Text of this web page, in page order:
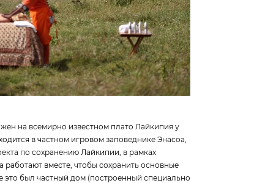
на всемирно известном плато Лайкипия у
в частном игровом заповеднике Энасоа,
по сохранению Лайкипии, в рамках
работают вместе, чтобы сохранить основные
был частный дом (построенный специально